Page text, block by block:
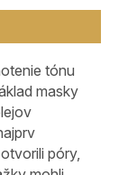
tónu
masky
póry,